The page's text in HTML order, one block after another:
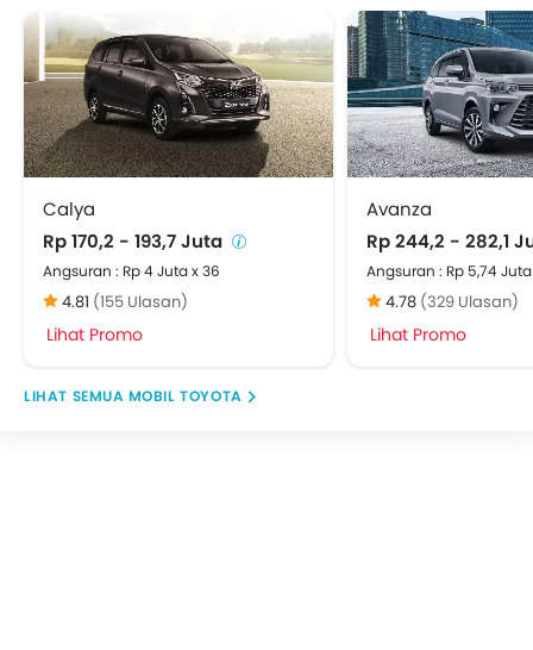
Calya
Rp 170,2 - 193,7 Juta
Angsuran : Rp 4 Juta x 36
4.81 (155 Ulasan)
Lihat Promo
Avanza
Rp 244,2 - 282,1
Angsuran : Rp 5,74
4.78 (329 Ulasan)
Lihat Promo
MOBIL TOYOTA